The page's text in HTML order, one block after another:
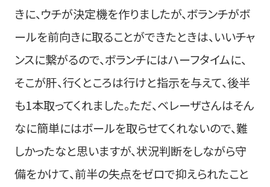
きに、ウチが決定機を作りましたが、ボランチがボ
ールを前向きに取ることができたときは、いいチャ
ンスに繋がるので、ボランチにはハーフタイムに、
そこが肝、行くところは行けと指示を与えて、後半
も1本取ってくれました。ただ、ベレーザさんはそん
なに簡単にはボールを取らせてくれないので、難
しかったなと思いますが、状況判断をしながら守
備をかけて、前半の失点をゼロで抑えられたこと